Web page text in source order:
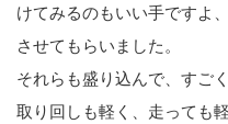
けてみるのもいい手ですよ
させてもらいました。
それらも盛り込んで、すご
取り回しも軽く、走っても